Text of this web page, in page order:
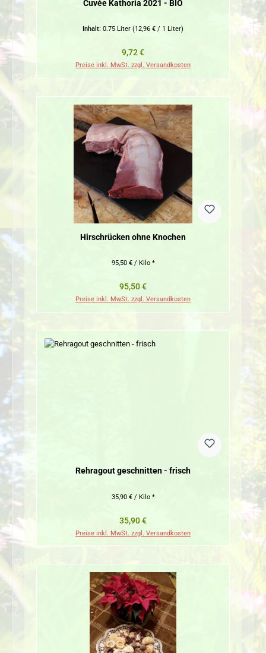
Cuvée Kathoria 2021 - BIO
Inhalt: 0.75 Liter (12,96 € / 1 Liter)
Regulärer Preis:
9,72 €
Preise inkl. MwSt. zzgl. Versandkosten
Hirschrücken ohne Knochen
95,50 € / Kilo *
Regulärer Preis:
95,50 €
Preise inkl. MwSt. zzgl. Versandkosten
Rehragout geschnitten - frisch
35,90 € / Kilo *
Regulärer Preis:
35,90 €
Preise inkl. MwSt. zzgl. Versandkosten